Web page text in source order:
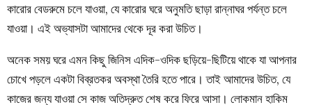
কারোর বেডরুমে চলে যাওয়া, যে কারোর ঘরে অনুমতি ছাড়া রান্নাঘর পর্যন্ত চলে
যাওয়া। এই অভ্যাসটা আমাদের থেকে দূর করা উচিত।
অনেক সময় ঘরে এমন কিছু জিনিস এদিক-ওদিক ছড়িয়ে-ছিটিয়ে থাকে যা আপনার
চোখে পড়লে একটা বিব্রতকর অবস্থা তৈরি হতে পারে। তাই আমাদের উচিত, যে
কাজের জন্য যাওয়া সে কাজ অতিদ্রুত শেষ করে ফিরে আসা। লোকমান হাকিম